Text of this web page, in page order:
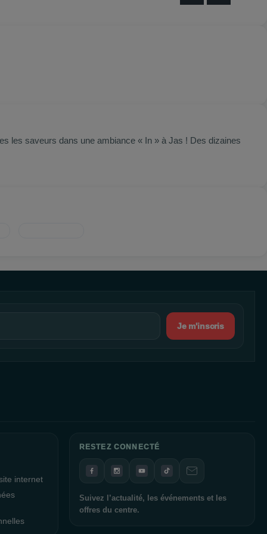
les saveurs dans une ambiance « In » à Jas ! Des dizaines
Je m'inscris
internet
RESTEZ CONNECTÉ
Suivez l’actualité, les événements et les
offres du centre.